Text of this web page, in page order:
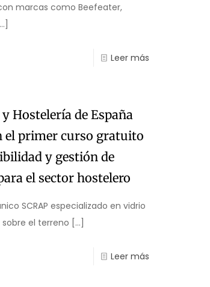
marcas como Beefeater,
Leer más
Hostelería de España
el primer curso gratuito
y gestión de
el sector hostelero
SCRAP especializado en vidrio
el terreno […]
Leer más